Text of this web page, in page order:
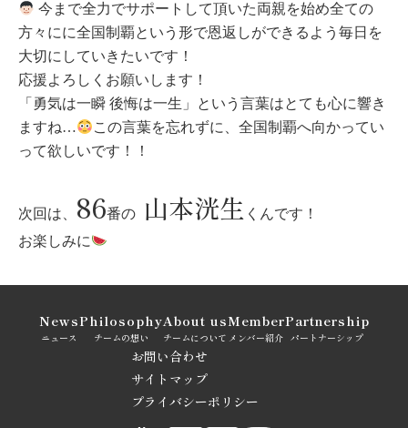
今まで全力でサポートして頂いた両親を始め全ての
方々にに全国制覇という形で恩返しができるよう毎日を
大切にしていきたいです！
応援よろしくお願いします！
「勇気は一瞬 後悔は一生」という言葉はとても心に響き
ますね…
この言葉を忘れずに、全国制覇へ向かってい
って欲しいです！！
次回は、 86番の 山本洸生 くんです！
お楽しみに
ニュース
News
チームの想い
Philosophy
チームについて
About us
メンバー紹介
Member
パートナーシップ
Partnership
お問い合わせ
サイトマップ
プライバシーポリシー